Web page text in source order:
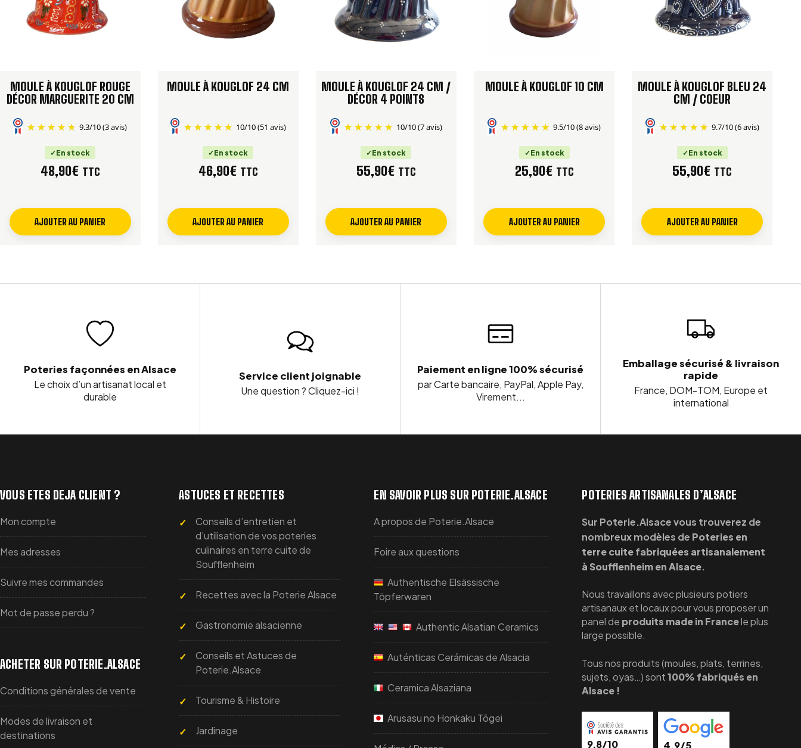
MOULE À KOUGLOF ROUGE
DÉCOR MARGUERITE 20 CM
9.3/10(3 avis)
En stock
48,90€ TTC
AJOUTER AU PANIER
MOULE À KOUGLOF 24 CM
10/10(51 avis)
En stock
46,90€ TTC
AJOUTER AU PANIER
MOULE À KOUGLOF 24 CM /
DÉCOR 4 POINTS
10/10(7 avis)
En stock
55,90€ TTC
AJOUTER AU PANIER
MOULE À KOUGLOF 10 CM
9.5/10(8 avis)
En stock
25,90€ TTC
AJOUTER AU PANIER
MOULE À KOUGLOF BLEU 24
CM / COEUR
9.7/10(6 avis)
En stock
55,90€ TTC
AJOUTER AU PANIER
Poteries façonnées en Alsace
Le choix d’un artisanat local et
durable
Service client joignable
Une question ? Cliquez-ici !
Paiement en ligne 100% sécurisé
par Carte bancaire, PayPal, Apple Pay,
Virement...
Emballage sécurisé & livraison
rapide
France, DOM-TOM, Europe et
international
VOUS ETES DEJA CLIENT ?
Mon compte
Mes adresses
Suivre mes commandes
Mot de passe perdu ?
ACHETER SUR POTERIE.ALSACE
Conditions générales de vente
Modes de livraison et
destinations
ASTUCES ET RECETTES
Conseils d’entretien et
d’utilisation de vos poteries
culinaires en terre cuite de
Soufflenheim
Recettes avec la Poterie Alsace
Gastronomie alsacienne
Conseils et Astuces de
Poterie.Alsace
Tourisme & Histoire
Jardinage
EN SAVOIR PLUS SUR POTERIE.ALSACE
A propos de Poterie.Alsace
Foire aux questions
Authentische Elsässische
Töpferwaren
Authentic Alsatian Ceramics
Auténticas Cerámicas de Alsacia
Ceramica Alsaziana
Arusasu no Honkaku Tōgei
POTERIES ARTISANALES D’ALSACE
Sur Poterie.Alsace vous trouverez de
nombreux modèles de Poteries en
terre cuite fabriquées artisanalement
à Soufflenheim en Alsace.
Nous travaillons avec plusieurs potiers
artisanaux et locaux pour vous proposer un
panel de produits made in Francele plus
large possible.
Tous nos produits (moules, plats, terrines,
sujets, oyas…) sont100% fabriqués en
Alsace !
9,8/10 4,9/5